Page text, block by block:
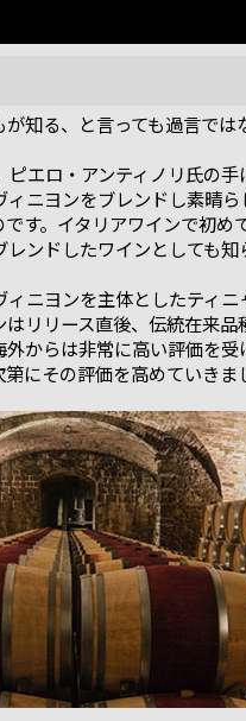
知る、と言っても過言で
エロ・アンティノリ氏の
ニヨンをブレンドし素晴
す。イタリアワインで初
ンドしたワインとしても知
ニヨンを主体としたティニ
はリリース直後、伝統在来
からは非常に高い評価を
にその評価を高めていきま